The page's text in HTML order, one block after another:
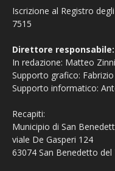
Iscrizione al Registro
7515
Direttore
In redazione: Matteo
Supporto grafico:
Supporto informatico:
Recapiti:
Municipio di San
viale De Gasperi 124
63074 San Benedetto del